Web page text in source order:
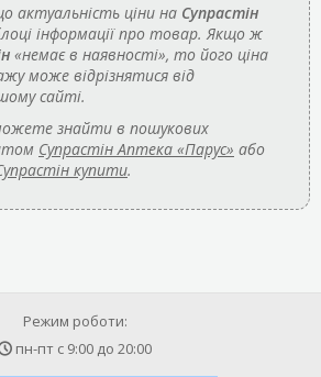
актуальність ціни на Супрастін
інформації про товар. Якщо ж
«немає в наявності», то його ціна
може відрізнятися від
сайті.
знайти в пошукових
Супрастін Аптека «Парус» або
купити.
Режим роботи:
пн-пт с 9:00 до 20:00